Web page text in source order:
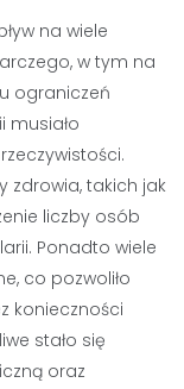
na wiele
w tym na
ograniczeń
musiało
zdrowia, takich jak
liczby osób
Ponadto wiele
co pozwoliło
konieczności
stało się
oraz